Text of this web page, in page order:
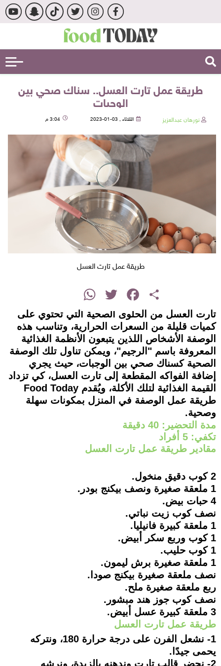
طريقة عمل تارت العسل.. سناك صحي بين
الوجبات
نورهان عبدالعزيز الثلاثاء , 03-01-2023 3:04 م
طريقة عمل تارت العسل
Share
Facebook
Twitter
WhatsApp
تارت العسل من الحلوى الصحية التي تحتوي على
كميات قليلة من السعرات الحرارية، وتناسب هذه
الوصفة الأشخاص اللذين يتبعون الأنظمة الغذائية
المعروفة باسم "الرجيم"، ويمكن تناول تلك الوصفة
الصحية كسناك صحي بين الوجبات، حيث يجري
إضافة الفواكه المقطعة إلى تارت العسل، كي تزداد
القيمة الغذائية لتلك الأكلة، ويُقدم Food Today
طريقة عمل الوصفة في المنزل بمكونات سهلة
وصحية.
مدة التحضير: 40 دقيقة
تكفي: 5 أفراد
مقادير طريقة عمل تارت العسل
2 كوب دقيق منخول.
1 ملعقة صغيرة ونصف بيكنج بودر.
4 حبات بيض.
نصف كوب زيت نباتي.
1 ملعقة كبيرة فانيليا.
1 كوب وربع سكر أبيض.
1 كوب حليب.
1 ملعقة صغيرة برش ليمون.
نصف ملعقة صغيرة بيكنج صودا.
ربع ملعقة صغيرة ملح.
نصف كوب جوز هند مبشور.
3 ملعقة كبيرة عسل أبيض.
طريقة عمل تارت العسل
1- نشعل الفرن على درجة حرارة 180، ونتركه
يحمى جيدًا.
2- نحضر قالب تارت وندهنه بالزبدة، ونرشه